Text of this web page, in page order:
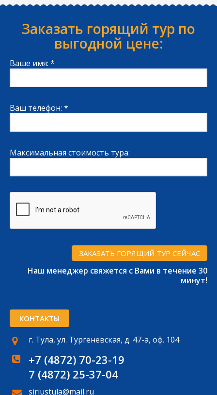
Заказать горящий тур по
выгодной цене:
Ваше имя: *
Ваш телефон: *
Максимальная стоимость тура:
Наш менеджер свяжется с Вами в течение 30
минут!
КОНТАКТЫ
г. Тула, ул. Тургеневская, д. 47-а, оф. 104
+7 (4872) 70-23-19
7 (4872) 25-37-04
siriustula@mail.ru